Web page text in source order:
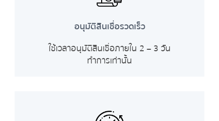
อนุมัติสินเชื่อรวดเร็ว
ใช้เวลาอนุมัติสินเชื่อภายใน 2 – 3 วัน
ทำการเท่านั้น